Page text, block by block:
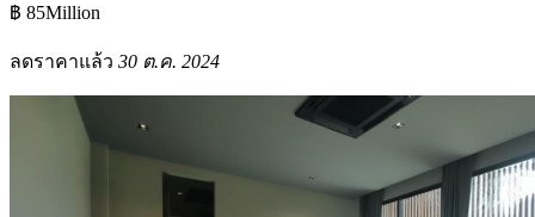
฿ 85Million
ลดราคาแล้ว 30 ต.ค. 2024